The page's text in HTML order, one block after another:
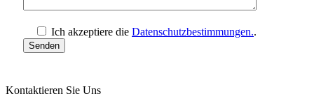
Ich akzeptiere die Datenschutzbestimmungen..
Kontaktieren Sie Uns